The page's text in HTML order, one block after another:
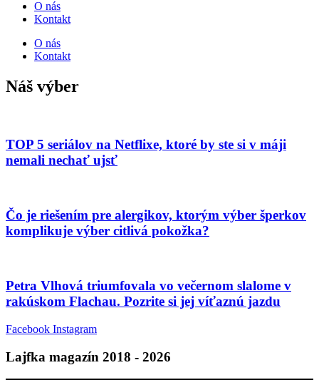
O nás
Kontakt
O nás
Kontakt
Náš výber
TOP 5 seriálov na Netflixe, ktoré by ste si v máji
nemali nechať ujsť
Čo je riešením pre alergikov, ktorým výber šperkov
komplikuje výber citlivá pokožka?
Petra Vlhová triumfovala vo večernom slalome v
rakúskom Flachau. Pozrite si jej víťaznú jazdu
Facebook Instagram
Lajfka magazín 2018 - 2026